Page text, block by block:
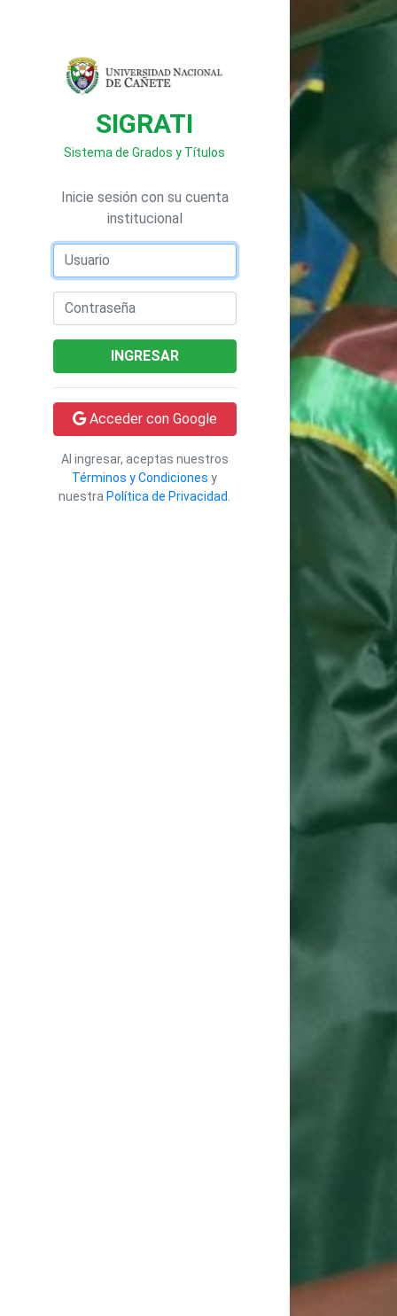
SIGRATI
Sistema de Grados y Títulos
Inicie sesión con su cuenta
institucional
INGRESAR
Acceder con Google
Al ingresar, aceptas nuestros
Términos y Condiciones y
nuestra Política de Privacidad